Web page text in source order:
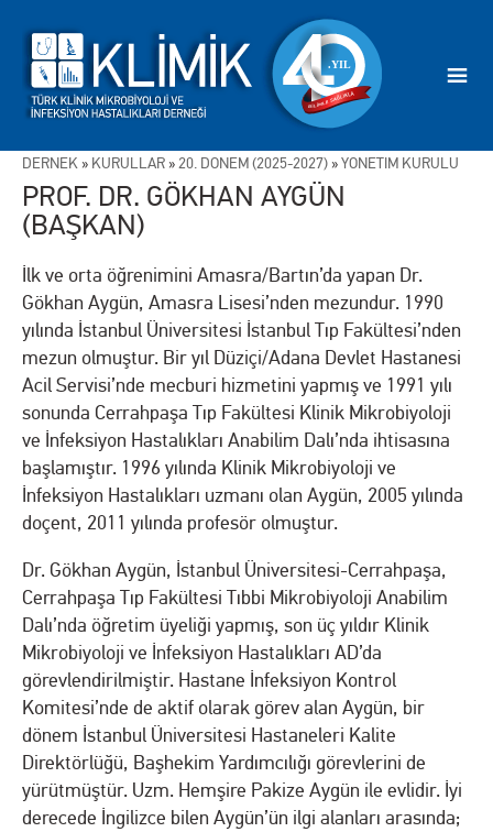
DERNEK » KURULLAR »20. DÖNEM (2025-2027) »YÖNETİM KURULU
PROF. DR. GÖKHAN AYGÜN
(BAŞKAN)
İlk ve orta öğrenimini Amasra/Bartın’da yapan Dr.
Gökhan Aygün, Amasra Lisesi’nden mezundur. 1990
yılında İstanbul Üniversitesi İstanbul Tıp Fakültesi’nden
mezun olmuştur. Bir yıl Düziçi/Adana Devlet Hastanesi
Acil Servisi’nde mecburi hizmetini yapmış ve 1991 yılı
sonunda Cerrahpaşa Tıp Fakültesi Klinik Mikrobiyoloji
ve İnfeksiyon Hastalıkları Anabilim Dalı’nda ihtisasına
başlamıştır. 1996 yılında Klinik Mikrobiyoloji ve
İnfeksiyon Hastalıkları uzmanı olan Aygün, 2005 yılında
doçent, 2011 yılında profesör olmuştur.
Dr. Gökhan Aygün, İstanbul Üniversitesi-Cerrahpaşa,
Cerrahpaşa Tıp Fakültesi Tıbbi Mikrobiyoloji Anabilim
Dalı’nda öğretim üyeliği yapmış, son üç yıldır Klinik
Mikrobiyoloji ve İnfeksiyon Hastalıkları AD’da
görevlendirilmiştir. Hastane İnfeksiyon Kontrol
Komitesi’nde de aktif olarak görev alan Aygün, bir
dönem İstanbul Üniversitesi Hastaneleri Kalite
Direktörlüğü, Başhekim Yardımcılığı görevlerini de
yürütmüştür. Uzm. Hemşire Pakize Aygün ile evlidir. İyi
derecede İngilizce bilen Aygün’ün ilgi alanları arasında;